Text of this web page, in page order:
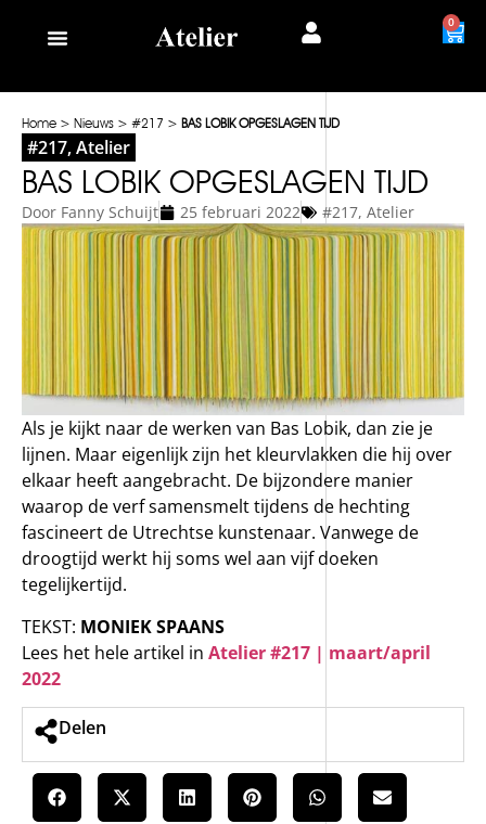
0
Home > Nieuws > #217 > BAS LOBIK OPGESLAGEN TIJD
#217,Atelier
BAS LOBIK OPGESLAGEN TIJD
Door Fanny Schuijt 25 februari 2022 #217, Atelier
Als je kijkt naar de werken van Bas Lobik, dan zie je
lijnen. Maar eigenlijk zijn het kleurvlakken die hij over
elkaar heeft aangebracht. De bijzondere manier
waarop de verf samensmelt tijdens de hechting
fascineert de Utrechtse kunstenaar. Vanwege de
droogtijd werkt hij soms wel aan vijf doeken
tegelijkertijd.
TEKST: MONIEK SPAANS
Lees het hele artikel in Atelier #217 | maart/april
2022
Delen